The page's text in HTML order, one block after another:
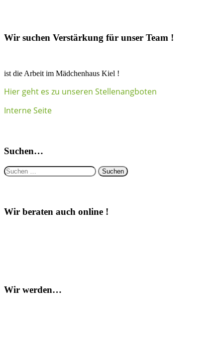
Wir suchen Verstärkung für unser Team !
ist die Arbeit im Mädchenhaus Kiel !
Hier geht es zu unseren Stellenangboten
Interne Seite
Suchen…
Suchen
nach:
Wir beraten auch online !
Wir werden…